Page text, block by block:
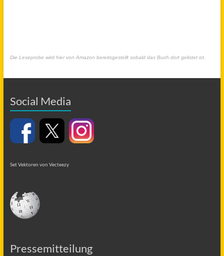
Die Leseprobe wird hier von Amazon bereitsgestellt sobald das Buch dort gelistet ist.
Social Media
Set Vektoren von Vecteezy
Pressemitteilung